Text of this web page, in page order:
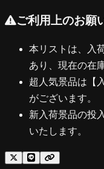
ご利用上のお願
本リストは、入
あり、現在の在
超人気景品は【
がございます。
新入荷景品の投
いたします。